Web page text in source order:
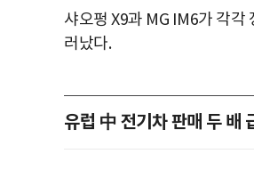
샤오펑 X9과 MG IM6가 각각
러났다.
유럽 中 전기차 판매 두 배